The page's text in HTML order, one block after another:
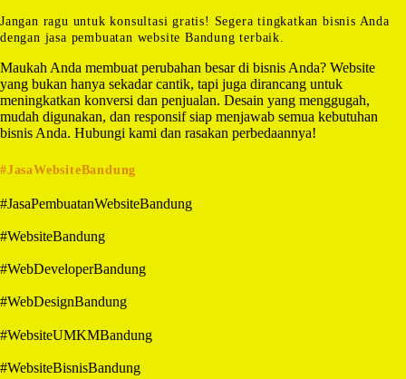
Jangan ragu untuk konsultasi gratis! Segera tingkatkan bisnis Anda
dengan jasa pembuatan website Bandung terbaik.
Maukah Anda membuat perubahan besar di bisnis Anda? Website
yang bukan hanya sekadar cantik, tapi juga dirancang untuk
meningkatkan konversi dan penjualan. Desain yang menggugah,
mudah digunakan, dan responsif siap menjawab semua kebutuhan
bisnis Anda. Hubungi kami dan rasakan perbedaannya!
#JasaWebsiteBandung
#JasaPembuatanWebsiteBandung
#WebsiteBandung
#WebDeveloperBandung
#WebDesignBandung
#WebsiteUMKMBandung
#WebsiteBisnisBandung